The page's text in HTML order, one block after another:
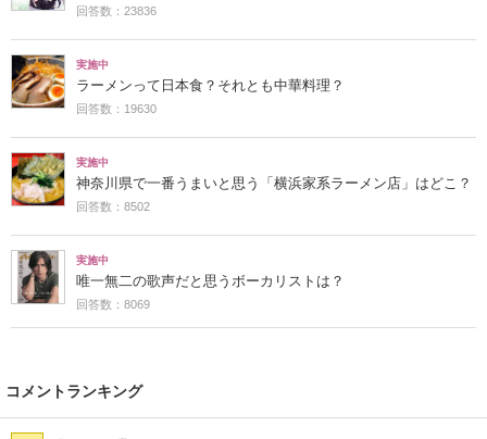
回答数：23836
実施中
ラーメンって日本食？それとも中華料理？
回答数：19630
実施中
神奈川県で一番うまいと思う「横浜家系ラーメン店」はどこ？
回答数：8502
実施中
唯一無二の歌声だと思うボーカリストは？
回答数：8069
コメントランキング